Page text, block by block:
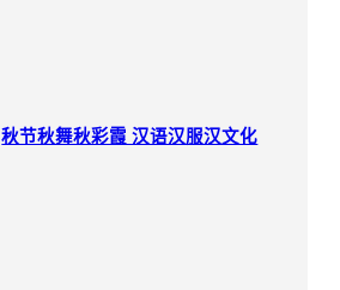
秋节秋舞秋彩霞 汉语汉服汉文化